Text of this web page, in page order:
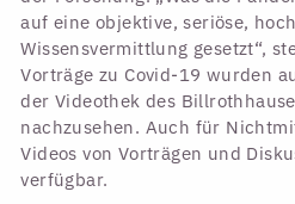
auf eine objektive, seriöse,
Wissensvermittlung gesetzt“,
Vorträge zu Covid-19 wurden
der Videothek des
nachzusehen. Auch für
Videos von Vorträgen und
verfügbar.